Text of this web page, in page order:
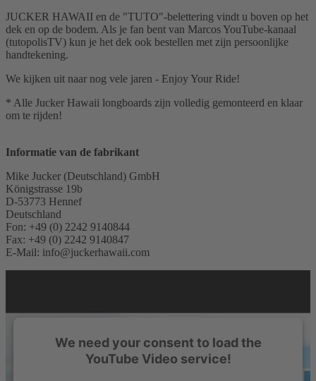
JUCKER HAWAII en de "TUTO"-belettering vindt u boven op het
dek en op de bodem. Als je fan bent van Marcos YouTube-kanaal
(tutopolisTV) kun je het dek ook bestellen met zijn persoonlijke
handtekening.
We kijken uit naar nog vele jaren - Enjoy Your Ride!
* Alle Jucker Hawaii longboards zijn volledig gemonteerd en klaar
om te rijden!
Informatie van de fabrikant
Mike Jucker (Deutschland) GmbH
Königstrasse 19b
D-53773 Hennef
Deutschland
Fon: +49 (0) 2242 9140844
Fax: +49 (0) 2242 9140847
E-Mail: info@juckerhawaii.com
We need your consent to load the
YouTube Video service!